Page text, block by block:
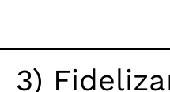
3)